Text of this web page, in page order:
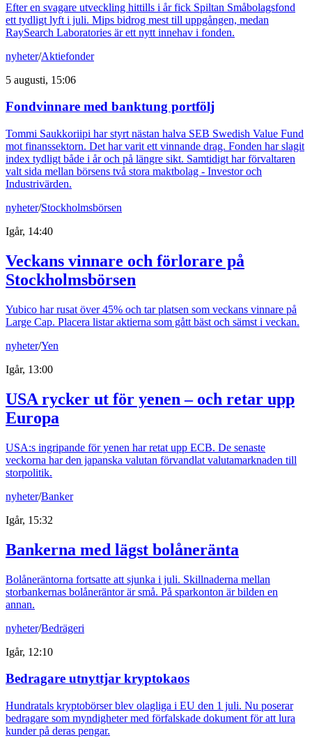
Efter en svagare utveckling hittills i år fick Spiltan Småbolagsfond
ett tydligt lyft i juli. Mips bidrog mest till uppgången, medan
RaySearch Laboratories är ett nytt innehav i fonden.
nyheter/Aktiefonder
5 augusti, 15:06
Fondvinnare med banktung portfölj
Tommi Saukkoriipi har styrt nästan halva SEB Swedish Value Fund
mot finanssektorn. Det har varit ett vinnande drag. Fonden har slagit
index tydligt både i år och på längre sikt. Samtidigt har förvaltaren
valt sida mellan börsens två stora maktbolag - Investor och
Industrivärden.
nyheter/Stockholmsbörsen
Igår, 14:40
Veckans vinnare och förlorare på
Stockholmsbörsen
Yubico har rusat över 45% och tar platsen som veckans vinnare på
Large Cap. Placera listar aktierna som gått bäst och sämst i veckan.
nyheter/Yen
Igår, 13:00
USA rycker ut för yenen – och retar upp
Europa
USA:s ingripande för yenen har retat upp ECB. De senaste
veckorna har den japanska valutan förvandlat valutamarknaden till
storpolitik.
nyheter/Banker
Igår, 15:32
Bankerna med lägst bolåneränta
Bolåneräntorna fortsatte att sjunka i juli. Skillnaderna mellan
storbankernas bolåneräntor är små. På sparkonton är bilden en
annan.
nyheter/Bedrägeri
Igår, 12:10
Bedragare utnyttjar kryptokaos
Hundratals kryptobörser blev olagliga i EU den 1 juli. Nu poserar
bedragare som myndigheter med förfalskade dokument för att lura
kunder på deras pengar.